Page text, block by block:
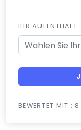
IHR AUFENTHALT
BEWERTET MIT :